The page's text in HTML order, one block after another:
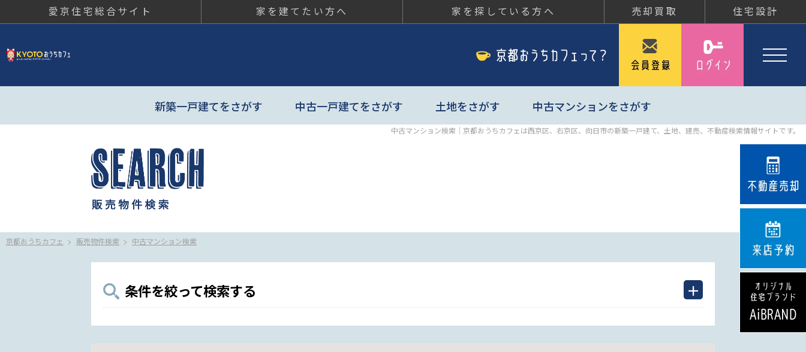
愛京住宅総合サイト 家を建てたい方へ 家を探している方へ 売却買取 住宅設計
新築一戸建てをさがす 中古一戸建てをさがす 土地をさがす 中古マンションをさがす
中古マンション検索｜京都おうちカフェは西京区、右京区、向日市の新築一戸建て、土地、建売、不動産検索情報サイトです。
京都おうちカフェ 販売物件検索 中古マンション検索
条件を絞って検索する